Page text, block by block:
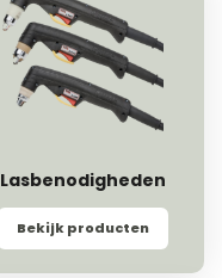
Lasbenodigheden
Bekijk producten